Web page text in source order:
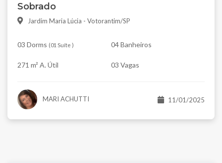
Sobrado
Jardim Maria Lúcia - Votorantim/SP
03 Dorms (01 Suíte ) 04 Banheiros
271 m² A. Útil 03 Vagas
MARI ACHUTTI 11/01/2025